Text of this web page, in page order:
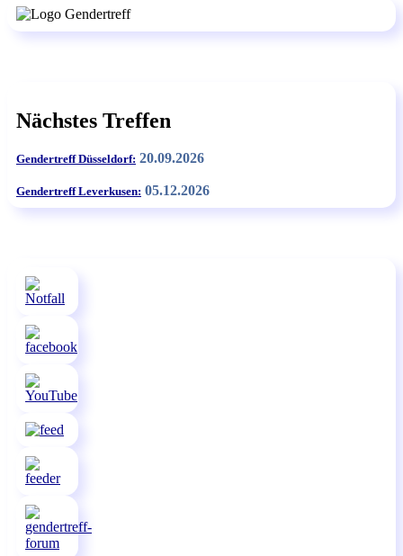
Nächstes Treffen
Gendertreff Düsseldorf: 20.09.2026
Gendertreff Leverkusen: 05.12.2026